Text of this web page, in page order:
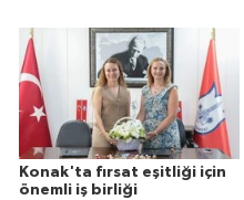
Konak'ta fırsat eşitliği için
önemli iş birliği